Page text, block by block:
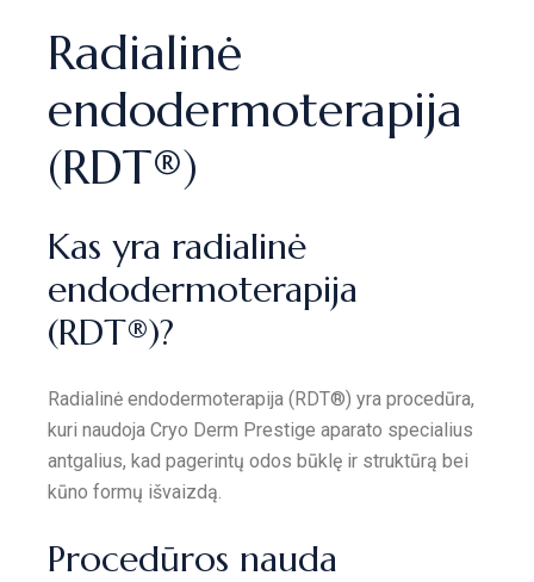
Radialinė
endodermoterapija
(RDT®)
Kas yra radialinė
endodermoterapija
(RDT®)?
Radialinė endodermoterapija (RDT®) yra procedūra,
kuri naudoja Cryo Derm Prestige aparato specialius
antgalius, kad pagerintų odos būklę ir struktūrą bei
kūno formų išvaizdą.
Procedūros nauda